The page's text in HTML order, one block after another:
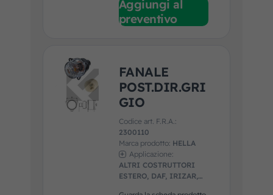
Aggiungi al
preventivo
FANALE
POST.DIR.GRI
GIO
Codice art. F.R.A.:
2300110
Marca prodotto: HELLA
Applicazione:
ALTRI COSTRUTTORI
ESTERO, DAF, IRIZAR,